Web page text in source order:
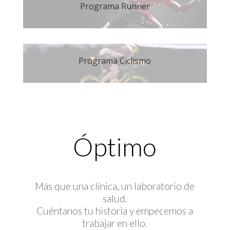
Programa Runner
Programa Ciclismo
Óptimo
Más que una clínica, un laboratorio de
salud.
Cuéntanos tu historia y empecemos a
trabajar en ello.